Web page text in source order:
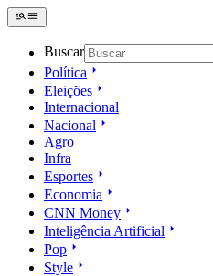
Buscar
Política
Eleições
Internacional
Nacional
Agro
Infra
Esportes
Economia
CNN Money
Inteligência Artificial
Pop
Style